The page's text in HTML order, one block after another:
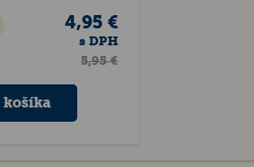
4,95 €
s DPH
5,95 €